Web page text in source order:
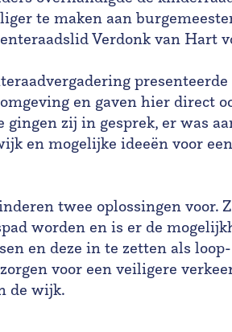
te maken aan
Verdonk van Hart
en gaven hier direct
zij in gesprek, er was
en mogelijke ideeën voor
twee oplossingen voor.
worden en is er de
en deze in te zetten als
voor een veiligere
de wijk.